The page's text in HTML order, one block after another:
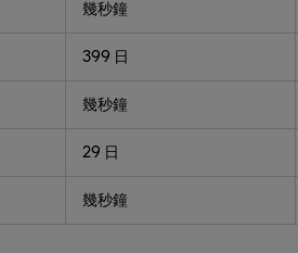
幾秒鐘
399 日
幾秒鐘
29 日
幾秒鐘